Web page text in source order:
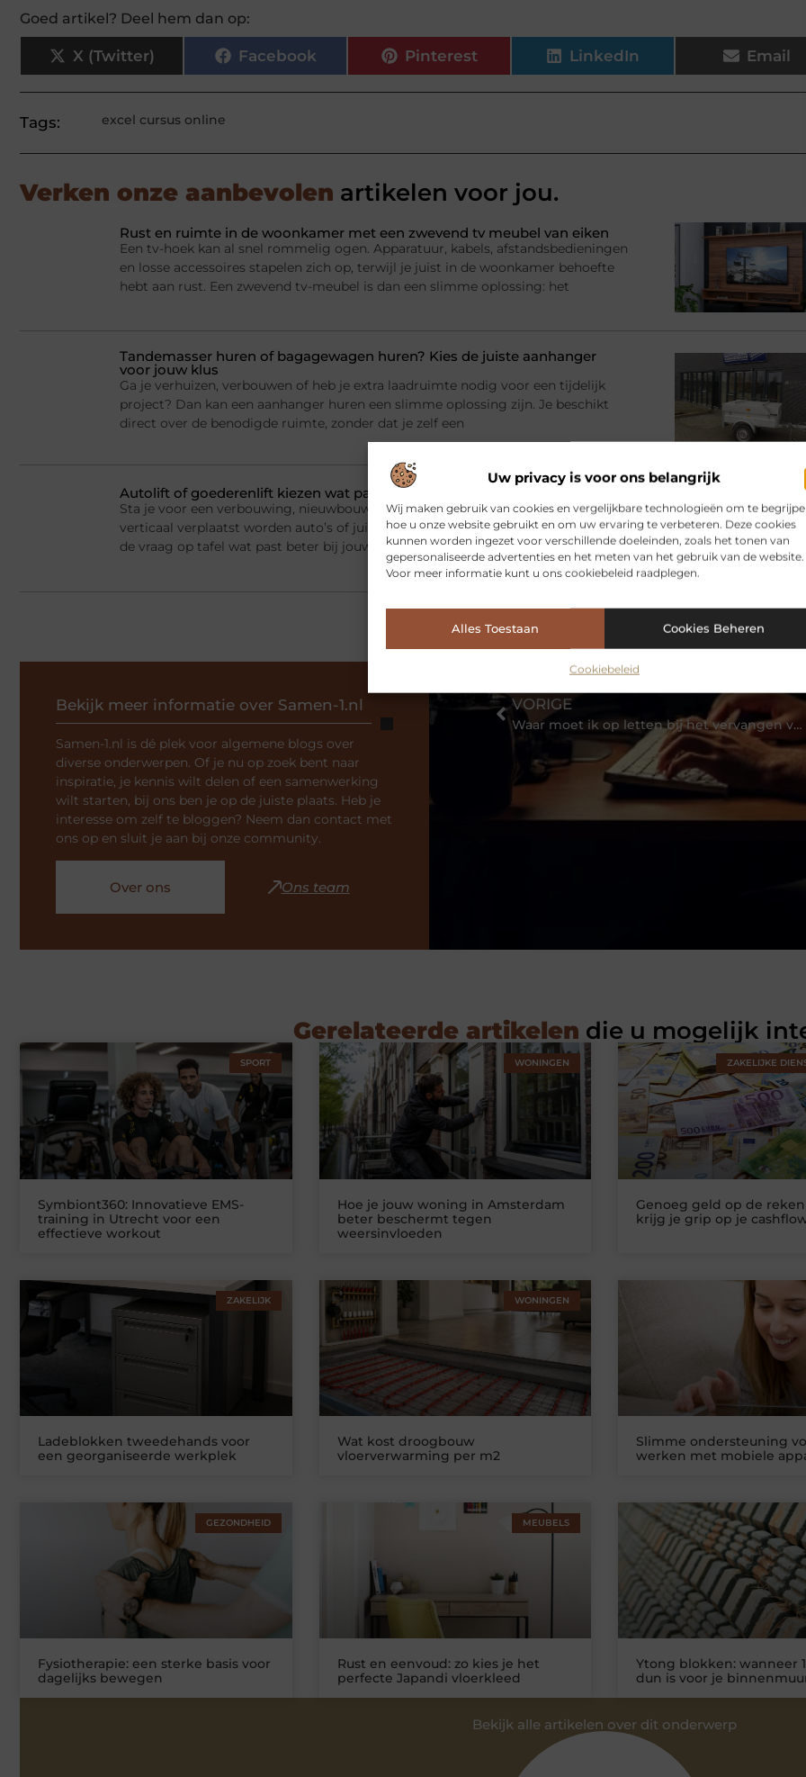
Uw privacy is voor ons belangrijk
Wij maken gebruik van cookies en vergelijkbare technologieën om te
hoe u onze website gebruikt en om uw ervaring te verbeteren. Deze cookies
kunnen worden ingezet voor verschillende doeleinden, zoals het tonen van
gepersonaliseerde advertenties en het meten van het gebruik van de website.
Voor meer informatie kunt u ons cookiebeleid raadplegen.
Alles Toestaan Cookies Beheren
Cookiebeleid
Goed artikel? Deel hem dan op:
X (Twitter) Facebook Pinterest LinkedIn Email
Tags: excel cursus online
Verken onze aanbevolen artikelen voor jou.
Rust en ruimte in de woonkamer met een zwevend tv meubel van eiken
Een tv-hoek kan al snel rommelig ogen. Apparatuur, kabels, afstandsbedieningen
en losse accessoires stapelen zich op, terwijl je juist in de woonkamer behoefte
hebt aan rust. Een zwevend tv-meubel is dan een slimme oplossing: het
Tandemasser huren of bagagewagen huren? Kies de juiste aanhanger
voor jouw klus
Ga je verhuizen, verbouwen of heb je extra laadruimte nodig voor een tijdelijk
project? Dan kan een aanhanger huren een slimme oplossing zijn. Je beschikt
direct over de benodigde ruimte, zonder dat je zelf een
Autolift of goederenlift kiezen wat past bij jouw gebouw en gebruik
Sta je voor een verbouwing, nieuwbouw of herinrichting en moet er iets
verticaal verplaatst worden auto’s of juist vracht en materialen Dan komt al snel
de vraag op tafel wat past beter bij jouw situatie
Bekijk meer informatie over Samen-1.nl
Samen-1.nl is dé plek voor algemene blogs over
diverse onderwerpen. Of je nu op zoek bent naar
inspiratie, je kennis wilt delen of een samenwerking
wilt starten, bij ons ben je op de juiste plaats. Heb je
interesse om zelf te bloggen? Neem dan contact met
ons op en sluit je aan bij onze community.
Over ons Ons team
VORIGE
Waar moet ik op letten bij het vervangen van mijn groepenkast
Gerelateerde artikelen die u mogelijk
SPORT
Symbiont360: Innovatieve EMS-
training in Utrecht voor een
effectieve workout
WONINGEN
Hoe je jouw woning in Amsterdam
beter beschermt tegen
weersinvloeden
ZAKELIJKE
Genoeg geld op de
krijg je grip op je
ZAKELIJK
Ladeblokken tweedehands voor
een georganiseerde werkplek
WONINGEN
Wat kost droogbouw
vloerverwarming per m2
Slimme ondersteuning
werken met mobiele
GEZONDHEID
Fysiotherapie: een sterke basis voor
dagelijks bewegen
MEUBELS
Rust en eenvoud: zo kies je het
perfecte Japandi vloerkleed
Ytong blokken: wanneer
dun is voor je
Bekijk alle artikelen over dit onderwerp